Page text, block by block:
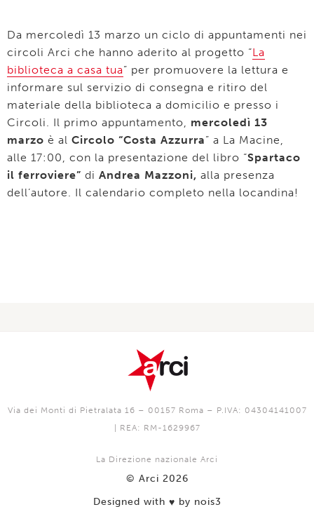
Da mercoledì 13 marzo un ciclo di appuntamenti nei
circoli Arci che hanno aderito al progetto “La
biblioteca a casa tua” per promuovere la lettura e
informare sul servizio di consegna e ritiro del
materiale della biblioteca a domicilio e presso i
Circoli. Il primo appuntamento, mercoledì 13
marzo è al Circolo “Costa Azzurra” a La Macine,
alle 17:00, con la presentazione del libro “Spartaco
il ferroviere” di Andrea Mazzoni, alla presenza
dell’autore. Il calendario completo nella locandina!
Via dei Monti di Pietralata 16 – 00157 Roma – P.IVA: 04304141007
| REA: RM-1629967
La Direzione nazionale Arci
© Arci 2026
Designed with ♥️ by nois3